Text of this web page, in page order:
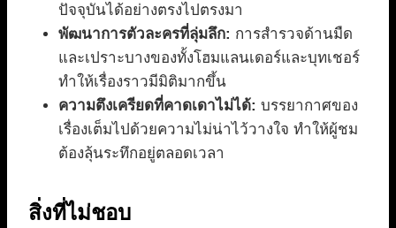
ปัจจุบันได้อย่างตรงไปตรงมา
พัฒนาการตัวละครที่ลุ่มลึก: การสำรวจด้านมืด
และเปราะบางของทั้งโฮมแลนเดอร์และบุทเชอร์
ทำให้เรื่องราวมีมิติมากขึ้น
ความตึงเครียดที่คาดเดาไม่ได้: บรรยากาศของ
เรื่องเต็มไปด้วยความไม่น่าไว้วางใจ ทำให้ผู้ชม
ต้องลุ้นระทึกอยู่ตลอดเวลา
สิ่งที่ไม่ชอบ